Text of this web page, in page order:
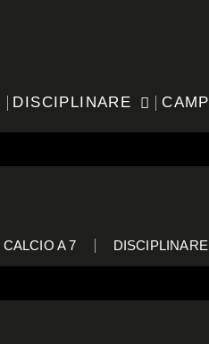
DISCIPLINARE
CALCIO A 7 DISCIPLINARE